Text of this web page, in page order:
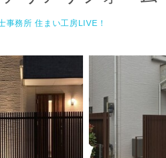
事務所 住まい工房LIVE！